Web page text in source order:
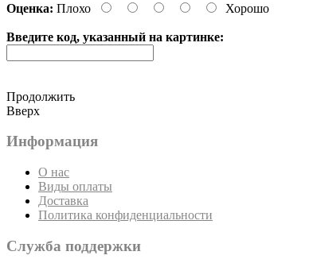
Оценка: Плохо Хорошо
Введите код, указанный на картинке:
Продолжить
Вверх
Информация
О нас
Виды оплаты
Доставка
Политика конфиденциальности
Служба поддержки